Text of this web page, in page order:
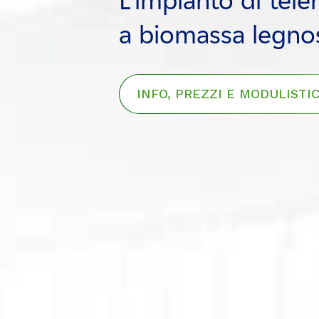
a biomassa
INFO, PREZZI E
a biomassa
INFO, PREZZI E
a biomassa
INFO, PREZZI E